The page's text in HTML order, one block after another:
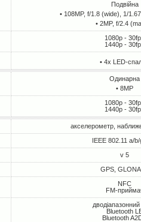
Подвійна
• 108MP, f/1.8 (wide), 1/
• 2MP, f/2.4
1080p -
1440p -
• 4х LED-
Одинарна
• 8MP
1080p -
1440p -
акселерометр,
IEEE 802.11 a/
v 5
GPS,
NFC
FM-
Bluetooth
Bluetooth